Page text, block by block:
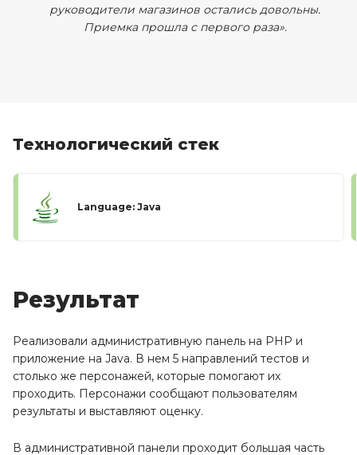
руководители магазинов остались довольны.
Приемка прошла с первого раза».
Технологический стек
Language: Java
Результат
Реализовали административную панель на PHP и
приложение на Java. В нем 5 направлений тестов и
столько же персонажей, которые помогают их
проходить. Персонажи сообщают пользователям
результаты и выставляют оценку.
В административной панели проходит большая часть